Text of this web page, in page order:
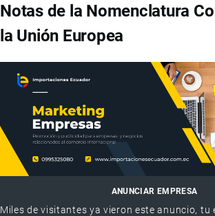
Notas de la Nomenclatura
la Unión Europea
ANUNCIAR EMPRESA
Miles de visitantes ya vieron este anuncio, tu